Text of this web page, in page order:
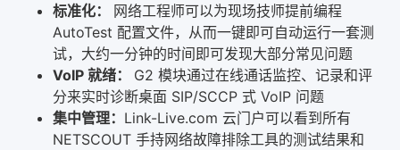
标准化： 网络工程师可以为现场技师提前编程
AutoTest 配置文件，从而一键即可自动运行一套测
试，大约一分钟的时间即可发现大部分常见问题
VoIP 就绪： G2 模块通过在线通话监控、记录和评
分来实时诊断桌面 SIP/SCCP 式 VoIP 问题
集中管理： Link-Live.com 云门户可以看到所有
NETSCOUT 手持网络故障排除工具的测试结果和